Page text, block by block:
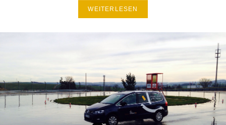
WEITERLESEN